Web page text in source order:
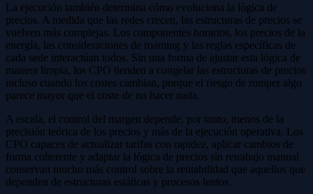
La ejecución también determina cómo evoluciona la lógica de
precios. A medida que las redes crecen, las estructuras de precios se
vuelven más complejas. Los componentes horarios, los precios de la
energía, las consideraciones de roaming y las reglas específicas de
cada sede interactúan todos. Sin una forma de ajustar esta lógica de
manera limpia, los CPO tienden a congelar las estructuras de precios
incluso cuando los costes cambian, porque el riesgo de romper algo
parece mayor que el coste de no hacer nada.
A escala, el control del margen depende, por tanto, menos de la
precisión teórica de los precios y más de la ejecución operativa. Los
CPO capaces de actualizar tarifas con rapidez, aplicar cambios de
forma coherente y adaptar la lógica de precios sin retrabajo manual
conservan mucho más control sobre la rentabilidad que aquellos que
dependen de estructuras estáticas y procesos lentos.